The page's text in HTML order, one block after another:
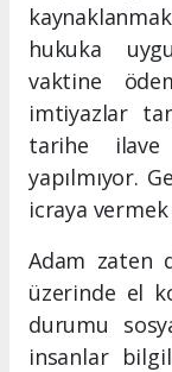
hukuka
vaktine
imtiyazlar
tarihe
yapılmıyor.
icraya
Adam zaten
üzerinde el
durumu
insanlar